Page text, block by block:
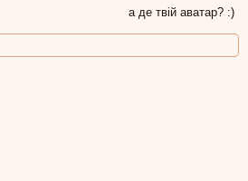
а де твій аватар? :)